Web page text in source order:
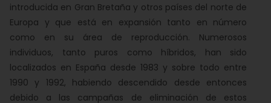
introducida en Gran Bretaña y otros países del norte de
Europa y que está en expansión tanto en número
como en su área de reproducción. Numerosos
individuos, tanto puros como híbridos, han sido
localizados en España desde 1983 y sobre todo entre
1990 y 1992, habiendo descendido desde entonces
debido a las campañas de eliminación de estos